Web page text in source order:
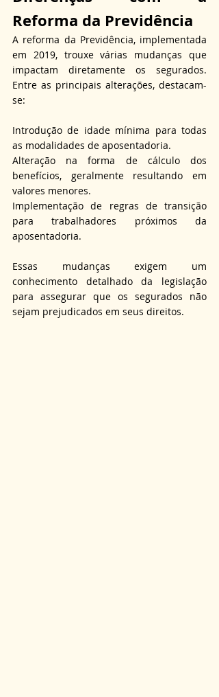
Reforma da Previdência
A reforma da Previdência, implementada
em 2019, trouxe várias mudanças que
impactam diretamente os segurados.
Entre as principais alterações, destacam-
se:
Introdução de idade mínima para todas
as modalidades de aposentadoria.
Alteração na forma de cálculo dos
benefícios, geralmente resultando em
valores menores.
Implementação de regras de transição
para trabalhadores próximos da
aposentadoria.
Essas mudanças exigem um
conhecimento detalhado da legislação
para assegurar que os segurados não
sejam prejudicados em seus direitos.